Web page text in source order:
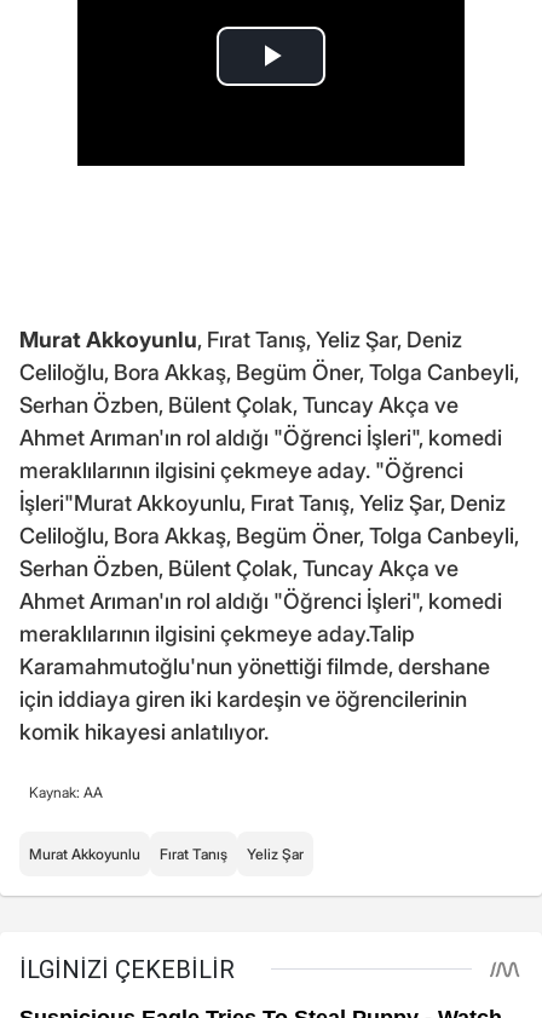
Murat Akkoyunlu, Fırat Tanış, Yeliz Şar, Deniz
Celiloğlu, Bora Akkaş, Begüm Öner, Tolga Canbeyli,
Serhan Özben, Bülent Çolak, Tuncay Akça ve
Ahmet Arıman'ın rol aldığı "Öğrenci İşleri", komedi
meraklılarının ilgisini çekmeye aday. "Öğrenci
İşleri"Murat Akkoyunlu, Fırat Tanış, Yeliz Şar, Deniz
Celiloğlu, Bora Akkaş, Begüm Öner, Tolga Canbeyli,
Serhan Özben, Bülent Çolak, Tuncay Akça ve
Ahmet Arıman'ın rol aldığı "Öğrenci İşleri", komedi
meraklılarının ilgisini çekmeye aday.Talip
Karamahmutoğlu'nun yönettiği filmde, dershane
için iddiaya giren iki kardeşin ve öğrencilerinin
komik hikayesi anlatılıyor.
Kaynak: AA
Murat Akkoyunlu Fırat Tanış Yeliz Şar